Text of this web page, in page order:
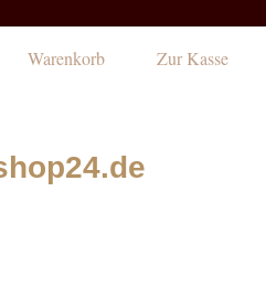
Warenkorb Zur Kasse